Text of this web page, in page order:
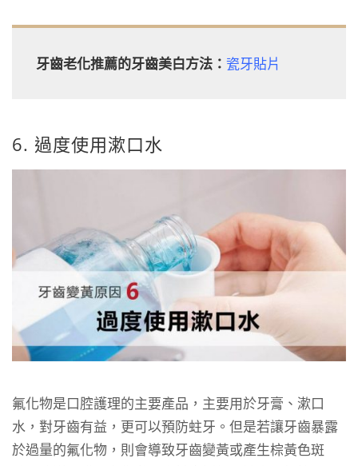
牙齒老化推薦的牙齒美白方法： 瓷牙貼片
6. 過度使用漱口水
氟化物是口腔護理的主要產品，主要用於牙膏、漱口
水，對牙齒有益，更可以預防蛀牙。但是若讓牙齒暴露
於過量的氟化物，則會導致牙齒變黃或產生棕黃色斑